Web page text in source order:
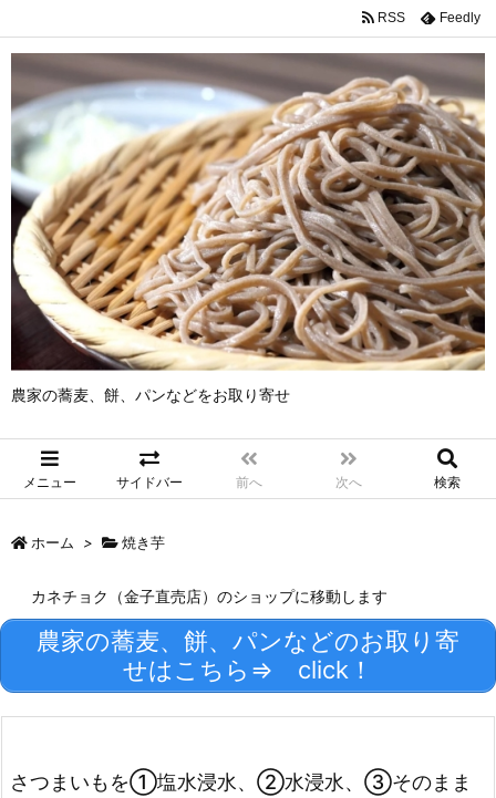
農家の蕎麦、餅、パンなどをお取り寄せ
メニュー サイドバー 前へ 次へ 検索
RSS Feedly
ホーム > 焼き芋
カネチョク（金子直売店）のショップに移動します
農家の蕎麦、餅、パンなどのお取り寄
せはこちら⇒ click！
さつまいもを①塩水浸水、②水浸水、➂そのまま